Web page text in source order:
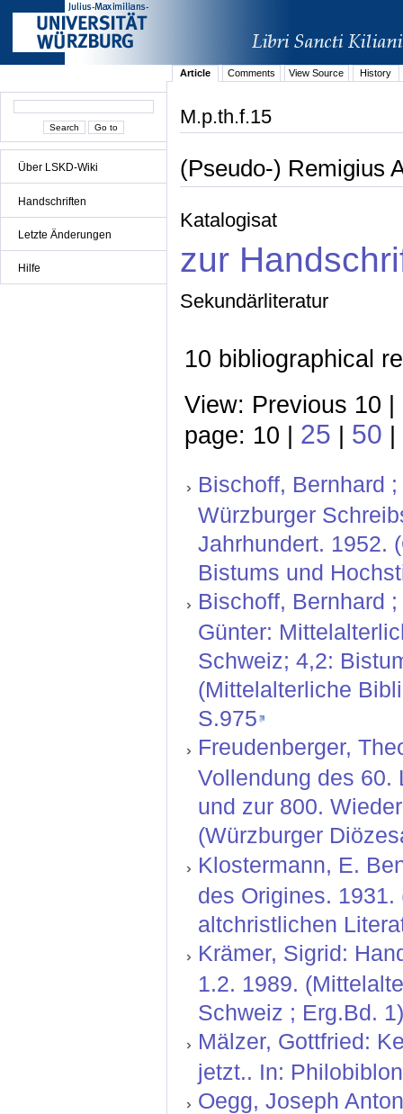
Über LSKD-Wiki
Handschriften
Letzte Änderungen
Hilfe
Article Comments View Source History
M.p.th.f.15
(Pseudo-) Remigius
Katalogisat
zur
Sekundärliteratur
10 bibliographical
View: Previous 10 |
page: 10 | 25 | 50 |
Bischoff, Bernhard
Würzburger
Jahrhundert. 1952.
Bistums und
Bischoff, Bernhard
Günter:
Schweiz; 4,2:
(Mittelalterliche
S.975
Freudenberger,
Vollendung des 60.
und zur 800.
(Würzburger
Klostermann, E.
des Origines. 1931.
altchristlichen
Krämer, Sigrid:
1.2. 1989.
Schweiz ; Erg.Bd.
Mälzer, Gottfried:
jetzt.. In:
Oegg, Joseph